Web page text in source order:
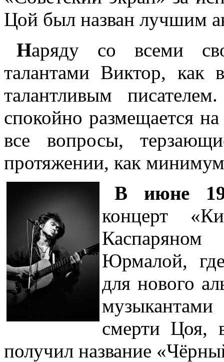
Цой был назван лучшим
Наряду со всеми
талантами Виктор,
талантливым
спокойно размещается
все вопросы,
протяжении, как
В июне
концерт
Юрмалой,
для нового
смерти Цоя,
получил название